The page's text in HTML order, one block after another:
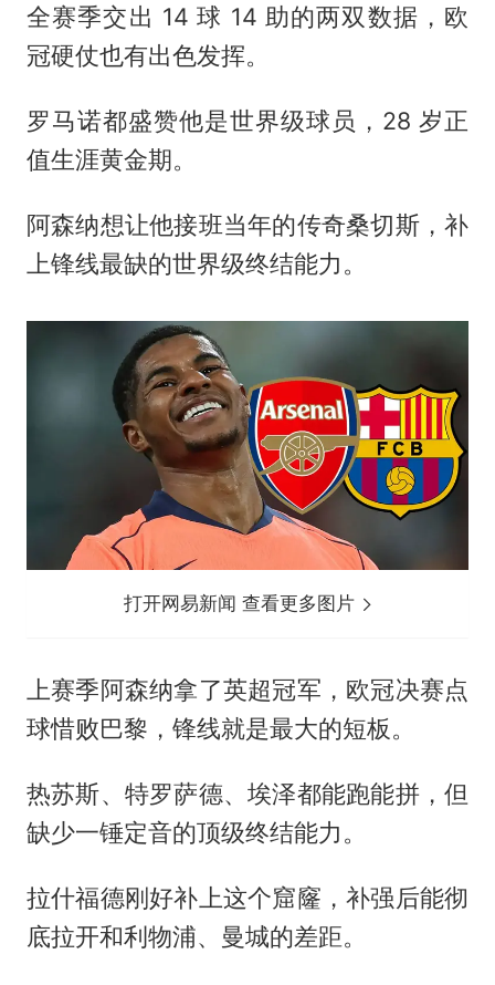
全赛季交出 14 球 14 助的两双数据，欧
冠硬仗也有出色发挥。
罗马诺都盛赞他是世界级球员，28 岁正
值生涯黄金期。
阿森纳想让他接班当年的传奇桑切斯，补
上锋线最缺的世界级终结能力。
打开网易新闻 查看更多图片
上赛季阿森纳拿了英超冠军，欧冠决赛点
球惜败巴黎，锋线就是最大的短板。
热苏斯、特罗萨德、埃泽都能跑能拼，但
缺少一锤定音的顶级终结能力。
拉什福德刚好补上这个窟窿，补强后能彻
底拉开和利物浦、曼城的差距。